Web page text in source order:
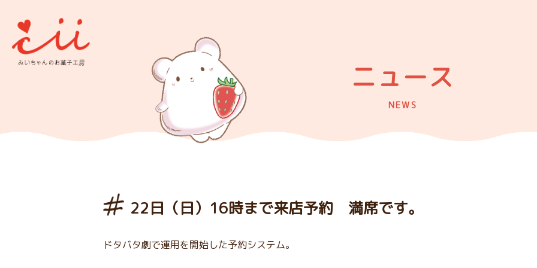
ニュース
NEWS
22日（日）16時まで来店予約 満席です。
ドタバタ劇で運用を開始した予約システム。